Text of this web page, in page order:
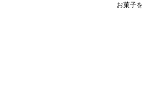
お菓子